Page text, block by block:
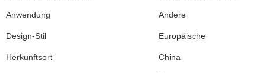
Anwendung Andere
Design-Stil Europäische
Herkunftsort China